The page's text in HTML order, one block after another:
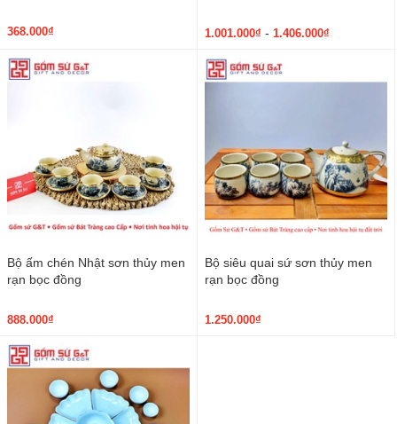
368.000₫ 1.001.000₫ - 1.406.000₫
Bộ ấm chén Nhật sơn thủy men
rạn bọc đồng
888.000₫
Bộ siêu quai sứ sơn thủy men
rạn bọc đồng
1.250.000₫